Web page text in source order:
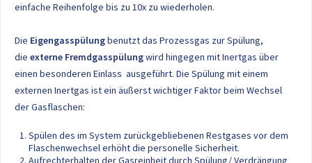
einfache Reihenfolge bis zu 10x zu wiederholen.
Die Eigengasspülungbenutzt das Prozessgas zur Spülung,
die externe Fremdgasspülungwird hingegen mit Inertgas über
einen besonderen Einlass ausgeführt. Die Spülung mit einem
externen Inertgas ist ein äußerst wichtiger Faktor beim Wechsel
der Gasflaschen:
Spülen des im System zurückgebliebenen Restgases vor dem
Flaschenwechsel erhöht die personelle Sicherheit.
Aufrechterhalten der Gasreinheit durch Spülung/ Verdrängung